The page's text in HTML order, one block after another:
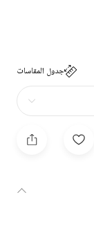
جدول المقاسات